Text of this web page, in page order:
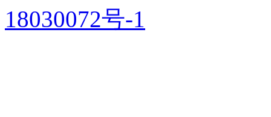
18030072号-1